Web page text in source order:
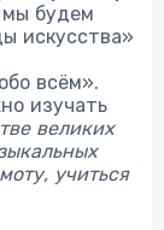
будем
искусства»
всём».
изучать
великих
учиться